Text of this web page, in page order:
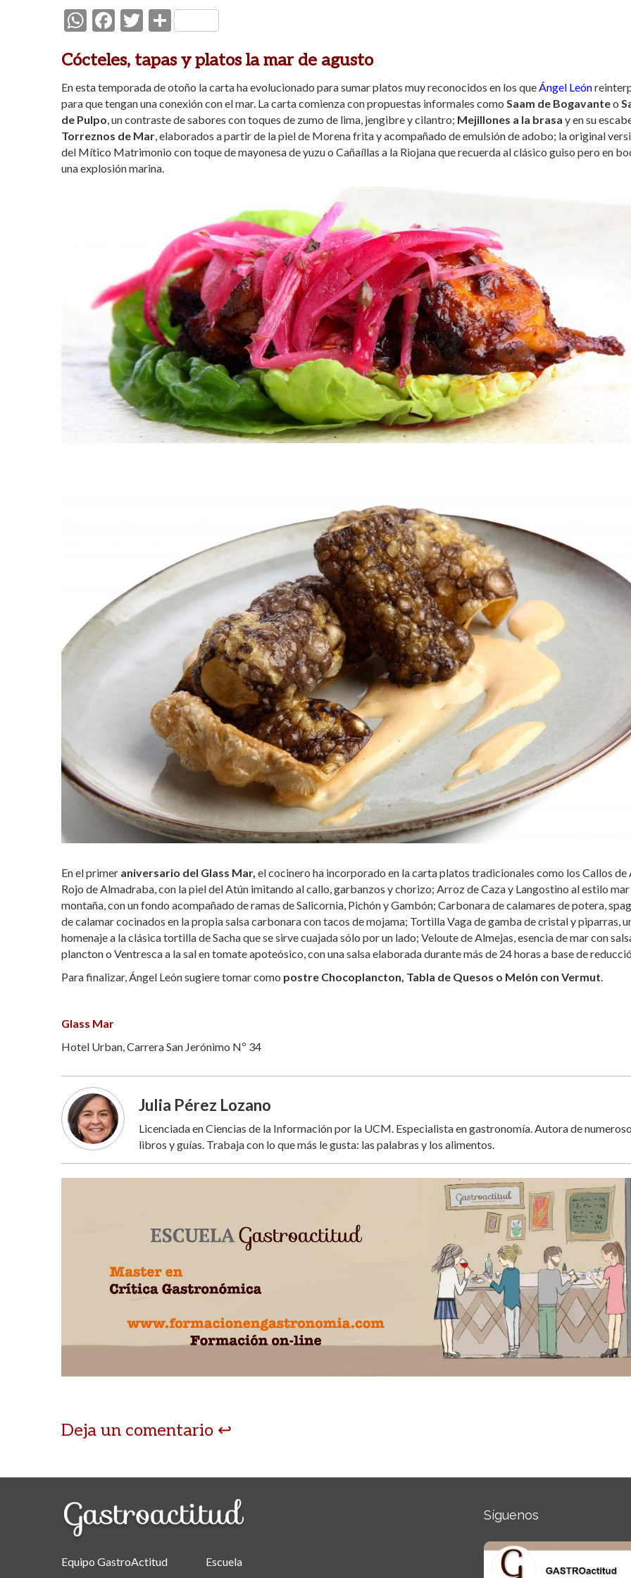
W
at
s
A
p
p
F
e
b
o
o
k
T
itt
er
C
m
p
ar
ti
r
Cócteles, tapas y platos la mar de agusto
En esta temporada de otoño la carta ha evolucionado para sumar platos muy reconocidos en los queÁngel León
para que tengan una conexión con el mar. La carta comienza con propuestas informales como Saam de Bogavanteo
de Pulpo, un contraste de sabores con toques de zumo de lima, jengibre y cilantro; Mejillones a la brasa y en su
Torreznos de Mar, elaborados a partir de la piel de Morena frita y acompañado de emulsión de adobo; la original
del Mítico Matrimonio con toque de mayonesa de yuzu o Cañaíllas a la Riojana que recuerda al clásico guiso pero en
una explosión marina.
En el primer aniversario del Glass Mar, el cocinero ha incorporado en la carta platos tradicionales como los Callos de
Rojo de Almadraba, con la piel del Atún imitando al callo, garbanzos y chorizo; Arroz de Caza y Langostino al estilo
montaña, con un fondo acompañado de ramas de Salicornia, Pichón y Gambón; Carbonara de calamares de potera,
de calamar cocinados en la propia salsa carbonara con tacos de mojama; Tortilla Vaga de gamba de cristal y piparras,
homenaje a la clásica tortilla de Sacha que se sirve cuajada sólo por un lado; Veloute de Almejas, esencia de mar con
plancton o Ventresca a la sal en tomate apoteósico, con una salsa elaborada durante más de 24 horas a base de
Para finalizar, Ángel León sugiere tomar como postre Chocoplancton, Tabla de Quesos o Melón con Vermut.
Glass Mar
Hotel Urban, Carrera San Jerónimo Nº 34
Julia Pérez Lozano
Licenciada en Ciencias de la Información por la UCM. Especialista en gastronomía. Autora de
libros y guías. Trabaja con lo que más le gusta: las palabras y los alimentos.
Deja un comentario
Equipo GastroActitud
Escuela
Síguenos